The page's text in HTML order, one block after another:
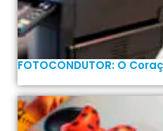
FOTOCONDUTOR: O